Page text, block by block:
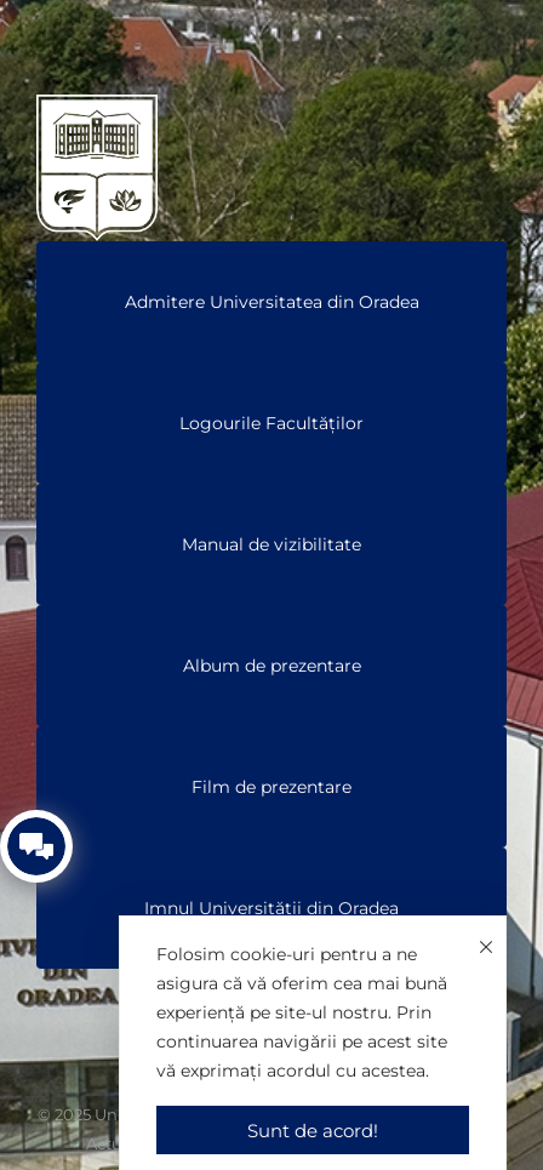
Admitere Universitatea din Oradea
Logourile Facultăților
Manual de vizibilitate
Album de prezentare
Film de prezentare
Imnul Universității din Oradea
© 2025 Universitatea din Oradea. Toate drepturile rezervate.
Actualizare: Birou Comunicare. Găzduire: SMIIT
Folosim cookie-uri pentru a ne
asigura că vă oferim cea mai bună
experiență pe site-ul nostru. Prin
continuarea navigării pe acest site
vă exprimați acordul cu acestea.
Sunt de acord!